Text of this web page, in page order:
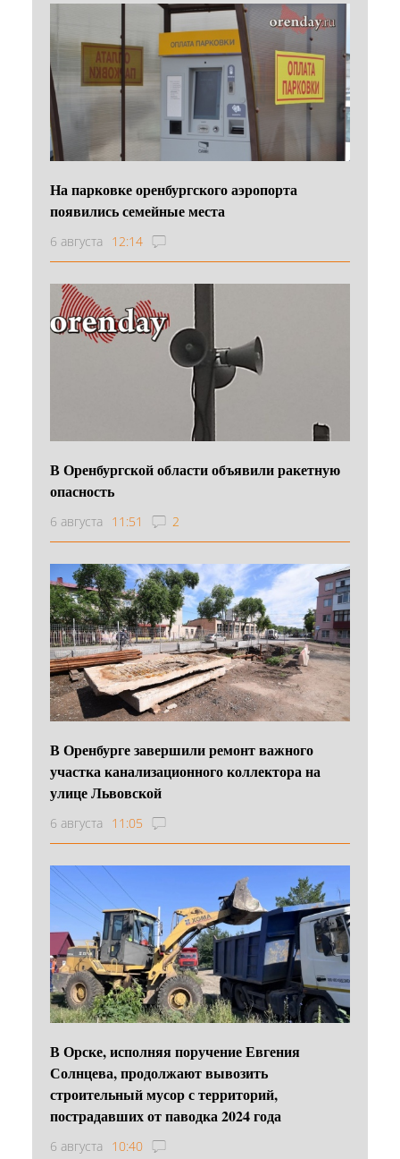
На парковке оренбургского аэропорта
появились семейные места
6 августа 12:14
В Оренбургской области объявили ракетную
опасность
6 августа 11:51 2
В Оренбурге завершили ремонт важного
участка канализационного коллектора на
улице Львовской
6 августа 11:05
В Орске, исполняя поручение Евгения
Солнцева, продолжают вывозить
строительный мусор с территорий,
пострадавших от паводка 2024 года
6 августа 10:40